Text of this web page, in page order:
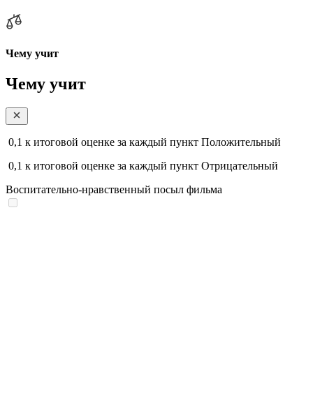
Чему учит
Чему учит
0,1 к итоговой оценке за каждый пункт Положительный
0,1 к итоговой оценке за каждый пункт Отрицательный
Воспитательно-нравственный посыл фильма